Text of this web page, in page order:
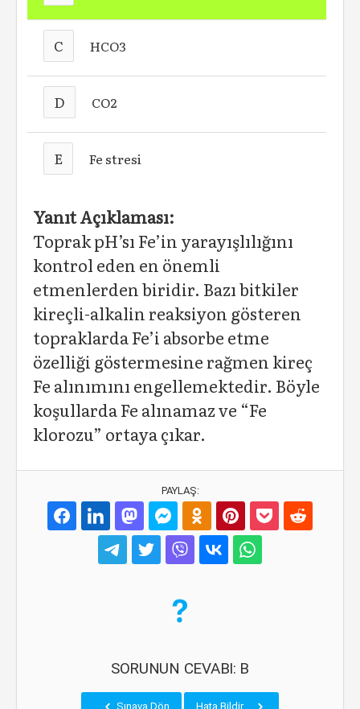
C HCO3
D CO2
E Fe stresi
Yanıt Açıklaması:
Toprak pH’sı Fe’in yarayışlılığını
kontrol eden en önemli
etmenlerden biridir. Bazı bitkiler
kireçli-alkalin reaksiyon gösteren
topraklarda Fe’i absorbe etme
özelliği göstermesine rağmen kireç
Fe alınımını engellemektedir. Böyle
koşullarda Fe alınamaz ve “Fe
klorozu” ortaya çıkar.
PAYLAŞ:
SORUNUN CEVABI: B
Sınava Dön Hata Bildir